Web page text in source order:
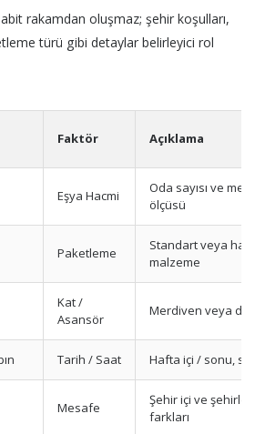
rakamdan oluşmaz; şehir koşulları,
türü gibi detaylar belirleyici rol
Faktör Açıklama
Eşya Hacmi
Oda sayısı ve
ölçüsü
Paketleme
Standart veya
malzeme
Kat /
Asansör
Merdiven veya
Tarih / Saat Hafta içi / sonu,
Mesafe
Şehir içi ve şehirler
farkları